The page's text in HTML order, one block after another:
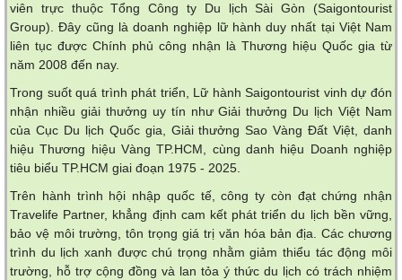
viên trực thuộc Tổng Công ty Du lịch Sài Gòn (Saigontourist
Group). Đây cũng là doanh nghiệp lữ hành duy nhất tại Việt Nam
liên tục được Chính phủ công nhận là Thương hiệu Quốc gia từ
năm 2008 đến nay.
Trong suốt quá trình phát triển, Lữ hành Saigontourist vinh dự đón
nhận nhiều giải thưởng uy tín như Giải thưởng Du lịch Việt Nam
của Cục Du lịch Quốc gia, Giải thưởng Sao Vàng Đất Việt, danh
hiệu Thương hiệu Vàng TP.HCM, cùng danh hiệu Doanh nghiệp
tiêu biểu TP.HCM giai đoạn 1975 - 2025.
Trên hành trình hội nhập quốc tế, công ty còn đạt chứng nhận
Travelife Partner, khẳng định cam kết phát triển du lịch bền vững,
bảo vệ môi trường, tôn trọng giá trị văn hóa bản địa. Các chương
trình du lịch xanh được chú trọng nhằm giảm thiểu tác động môi
trường, hỗ trợ cộng đồng và lan tỏa ý thức du lịch có trách nhiệm